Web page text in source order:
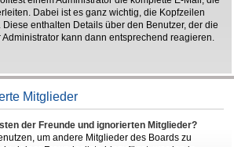
Dabei ist es ganz wichtig, die Kopfzeilen
enthalten Details über den Benutzer, der die
kann dann entsprechend reagieren.
Mitglieder
der Freunde und ignorierten Mitglieder?
um andere Mitglieder des Boards zu